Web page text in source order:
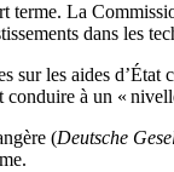
La
dans les
sur les aides
conduire à un «
(Deutsche